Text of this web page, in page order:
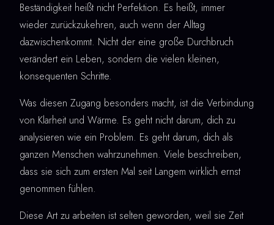
Beständigkeit heißt nicht Perfektion. Es heißt, immer
wieder zurückzukehren, auch wenn der Alltag
dazwischenkommt. Nicht der eine große Durchbruch
verändert ein Leben, sondern die vielen kleinen,
konsequenten Schritte.
Was diesen Zugang besonders macht, ist die Verbindung
von Klarheit und Wärme. Es geht nicht darum, dich zu
analysieren wie ein Problem. Es geht darum, dich als
ganzen Menschen wahrzunehmen. Viele beschreiben,
dass sie sich zum ersten Mal seit Langem wirklich ernst
genommen fühlen.
Diese Art zu arbeiten ist selten geworden, weil sie Zeit